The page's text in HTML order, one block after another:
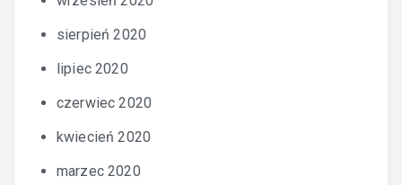
sierpień 2020
lipiec 2020
czerwiec 2020
kwiecień 2020
marzec 2020